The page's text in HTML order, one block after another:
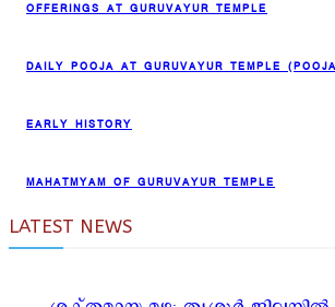
OFFERINGS AT GURUVAYUR TEMPLE
DAILY POOJA AT GURUVAYUR TEMPLE
EARLY HISTORY
MAHATMYAM OF GURUVAYUR TEMPLE
LATEST NEWS